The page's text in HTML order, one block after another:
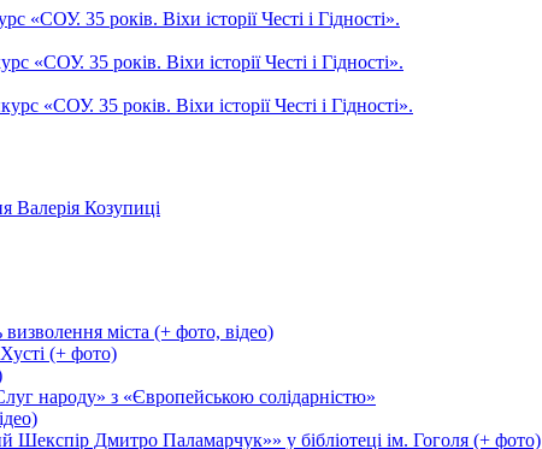
35 років. Віхи історії Честі і Гідності».
«СОУ. 35 років. Віхи історії Честі і Гідності».
«СОУ. 35 років. Віхи історії Честі і Гідності».
Валерія Козупиці
міста (+ фото, відео)
(+ фото)
народу» з «Європейською солідарністю»
Шекспір Дмитро Паламарчук»» у бібліотеці ім. Гоголя (+ фото)